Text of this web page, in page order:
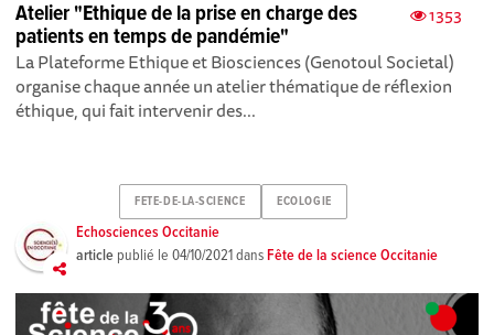
1353
Atelier "Ethique de la prise en charge des
patients en temps de pandémie"
La Plateforme Ethique et Bioscien ces (Genotoul Societal)
organise chaque année un atelier thématique de réflexion
éthique, qui fait intervenir des...
FETE-DE-LA-SCIENCE ECOLOGIE
Echosciences Occitanie
article publié le04/10/2021dansFête de la science Occitanie